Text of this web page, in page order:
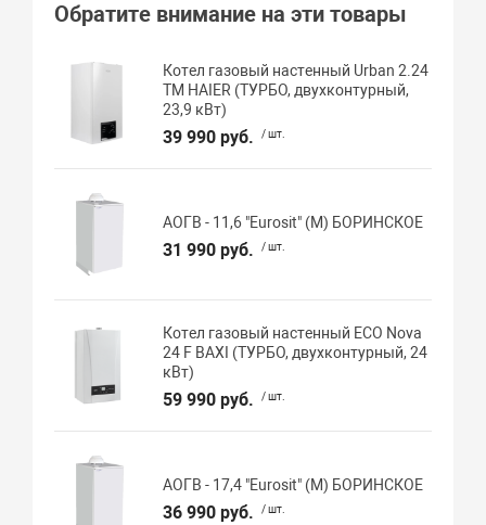
Обратите внимание на эти товары
Котел газовый настенный Urban 2.24
TM HAIER (ТУРБО, двухконтурный,
23,9 кВт)
39 990 руб. / шт.
АОГВ - 11,6 "Eurosit" (М) БОРИНСКОЕ
31 990 руб. / шт.
Котел газовый настенный ECO Nova
24 F BAXI (ТУРБО, двухконтурный, 24
кВт)
59 990 руб. / шт.
АОГВ - 17,4 "Eurosit" (М) БОРИНСКОЕ
36 990 руб. / шт.